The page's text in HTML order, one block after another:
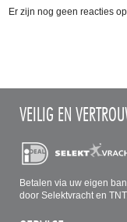
Er zijn nog geen reacties op
VEILIG EN
Betalen via uw eigen
door Selektvracht en TNT.